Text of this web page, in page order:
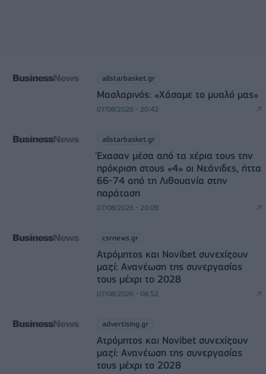
allstarbasket.gr
Μασλαρινός: «Χάσαμε το μυαλό μας»
07/08/2026 - 20:42
allstarbasket.gr
Έχασαν μέσα από τα χέρια τους την
πρόκριση στους «4» οι Νεάνιδες, ήττα
66-74 από τη Λιθουανία στην
παράταση
07/08/2026 - 20:09
csrnews.gr
Ατρόμητος και Novibet συνεχίζουν
μαζί: Ανανέωση της συνεργασίας
τους μέχρι το 2028
07/08/2026 - 08:52
advertising.gr
Ατρόμητος και Novibet συνεχίζουν
μαζί: Ανανέωση της συνεργασίας
τους μέχρι το 2028